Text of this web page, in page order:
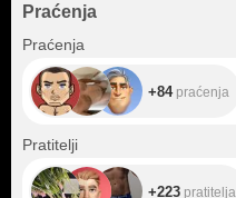
Praćenja
Praćenja
+84praćenja
Pratitelji
+223 pratitelja